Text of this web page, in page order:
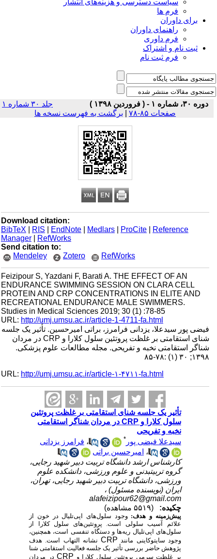
سیاست دسترسی و هزینه‌های انتشار
فرم ها
برای داوران
راهنمای داوران
فرم داوری
ثبت نام و اشتراک
فرم ثبت نام
دوره ۳۰، شماره ۱ - ( فروردین ۱۳۹۸ )
جلد ۳۰ شماره ۱
صفحات ۸۵-۷۸
| برگشت به فهرست نسخه ها
Download citation:
BibTeX
| RIS |EndNote |Medlars |ProCite |Reference
Manager
|RefWorks
Send citation to:
Mendeley
Zotero RefWorks
Feizipour S, Yazdani F, Barati A. THE EFFECT OF AN
ENDURANCE SWIMMING SESSION ON CLARA CELL
PROTEIN AND CRP CONCENTRATIONS IN ELITE AND
RECREATIONAL ENDURANCE MALE SWIMMERS.
Studies in Medical Sciences 2019; 30 (1) :78-85
URL:http://umj.umsu.ac.ir/article-1-4711-fa.html
فیضی پور سیدعلا، یزدانی فرامرز، براتی امیرحسین. تأثیر یک جلسه
شنای استقامتی بر غلظت پروتئین سلول کلارا و CRP در مردان
شناگر استقامتی نخبه و تفریحی. مجله مطالعات علوم پزشکی.
۱۳۹۸; ۳۰ (۱) :۷۸-۸۵
URL:http://umj.umsu.ac.ir/article-۱-۴۷۱۱-fa.html
تأثیر یک جلسه شنای استقامتی بر غلظت پروتئین
سلول کلارا و CRP در مردان شناگر استقامتی
نخبه و تفریحی
سیدعلا فیضی پور
،فرامرز یزدانی
،امیرحسین براتی
کارشناس ارشد دانشگاه تربیت دبیر شهید رجایی،
گروه تربیتبدنی و علوم ورزشی، دانشکده علوم
ورزشی، دانشگاه تربیت دبیر شهید رجایی، تهران،
ایران (نویسنده مسئول) ،
alafeizipour62@gmail.com
چکیده:
پیش‌زمینه و هدف:وجود سلول‌های اپی‌تلیال در خون از
علائم آسیب سلولی است. پروتئین‌های سلول کلارا از
سلول‌های اپی‌تلیال ریه‌ها و دستگاه تنفسی است، همچنین،
وجود سایتوکاینی مانندCRP نشانه التهاب است. هدف
پژوهش حاضر بررسی تأثیر یک جلسه فعالیت استقامتی شنا
بر غلظت سرمی پروتئین سلول کلارا و CRP در مردان